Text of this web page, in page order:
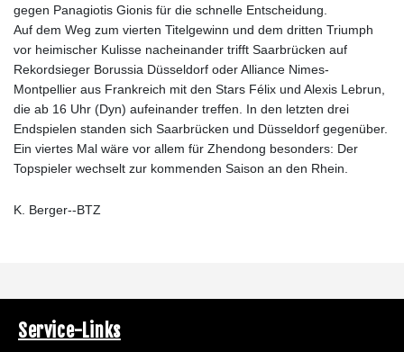
gegen Panagiotis Gionis für die schnelle Entscheidung.
Auf dem Weg zum vierten Titelgewinn und dem dritten Triumph
vor heimischer Kulisse nacheinander trifft Saarbrücken auf
Rekordsieger Borussia Düsseldorf oder Alliance Nimes-
Montpellier aus Frankreich mit den Stars Félix und Alexis Lebrun,
die ab 16 Uhr (Dyn) aufeinander treffen. In den letzten drei
Endspielen standen sich Saarbrücken und Düsseldorf gegenüber.
Ein viertes Mal wäre vor allem für Zhendong besonders: Der
Topspieler wechselt zur kommenden Saison an den Rhein.
K. Berger--BTZ
Service-Links